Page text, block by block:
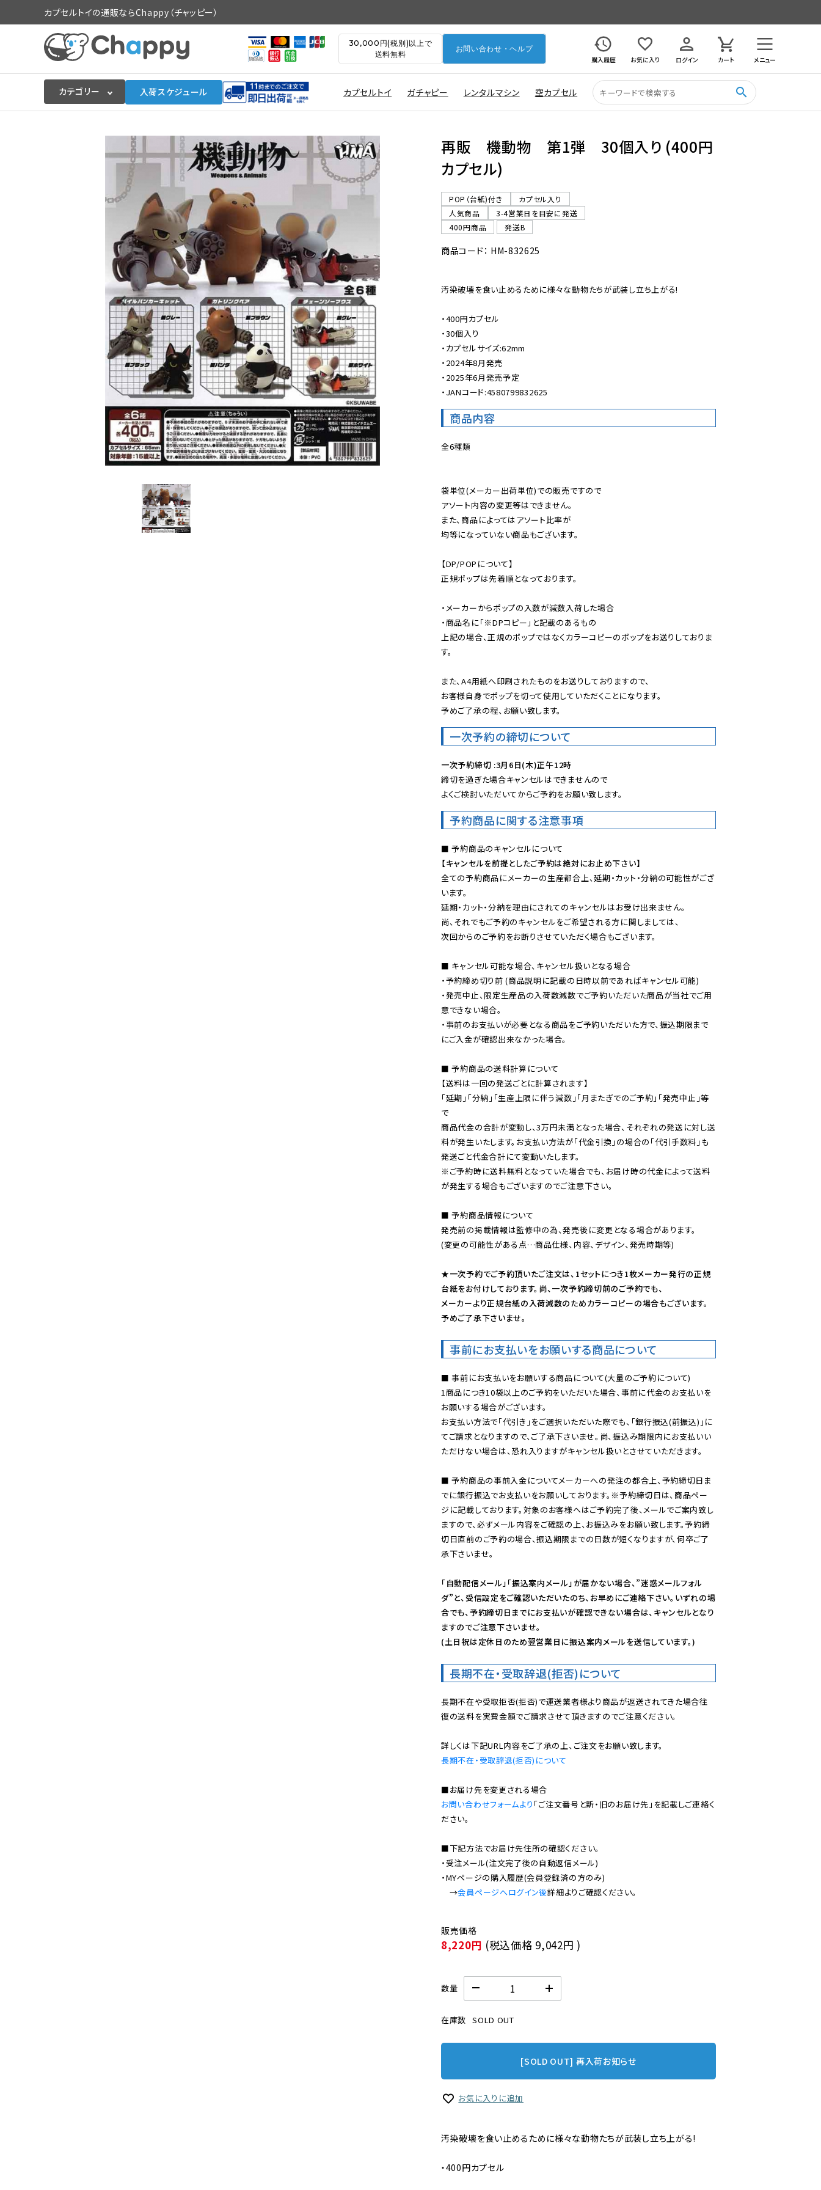
カプセルトイの通販ならChappy（チャッピー）
30,000円(税別)以上で
送料無料
お問い合わせ・ヘルプ
購入履歴
お気に入り ログイン カート メニュー
カテゴリー 入荷スケジュール カプセルトイ ガチャピー レンタルマシン 空カプセル search
入荷スケジュールをチェック
カプセルトイマシン本体
販促用空カプセル
販促用カプセルトイ
よくあるご質問
ご利用ガイド
06-6282-7659
再販 機動物 第1弾 30個入り (400円
カプセル)
POP（台紙)付き
カプセル入り
人気商品
3-4営業日を目安に発送
400円商品
発送B
商品コード： HM-832625
汚染破壊を食い止めるために様々な動物たちが武装し立ち上がる!
・400円カプセル
・30個入り
・カプセルサイズ:62mm
・2024年8月発売
・2025年6月発売予定
・JANコード:4580799832625
商品内容
全6種類
袋単位(メーカー出荷単位)での販売ですので
アソート内容の変更等はできません。
また、商品によってはアソート比率が
均等になっていない商品もございます。
【DP/POPについて】
正規ポップは先着順となっております。
・メーカーからポップの入数が減数入荷した場合
・商品名に「※DPコピー」と記載のあるもの
上記の場合、正規のポップではなくカラーコピーのポップをお送りしておりま
す。
また、A4用紙へ印刷されたものをお送りしておりますので、
お客様自身でポップを切って使用していただくことになります。
予めご了承の程、お願い致します。
一次予約の締切について
一次予約締切 :3月6日(木)正午12時
締切を過ぎた場合キャンセルはできませんので
よくご検討いただいてからご予約をお願い致します。
予約商品に関する注意事項
【キャンセルを前提としたご予約は絶対にお止め下さい】
全ての予約商品にメーカーの生産都合上、延期・カット・分納の可能性がござ
います。
延期・カット・分納を理由にされてのキャンセルはお受け出来ません。
尚、それでもご予約のキャンセルをご希望される方に関しましては、
次回からのご予約をお断りさせていただく場合もございます。
■ キャンセル可能な場合、キャンセル扱いとなる場合
・予約締め切り前 (商品説明に記載の日時以前であればキャンセル可能)
・発売中止、限定生産品の入荷数減数でご予約いただいた商品が当社でご用
意できない場合。
・事前のお支払いが必要となる商品をご予約いただいた方で、振込期限まで
にご入金が確認出来なかった場合。
■ 予約商品の送料計算について
【送料は一回の発送ごとに計算されます】
「延期」「分納」「生産上限に伴う減数」「月またぎでのご予約」「発売中止」等
で
商品代金の合計が変動し、3万円未満となった場合、それぞれの発送に対し送
料が発生いたします。お支払い方法が「代金引換」の場合の「代引手数料」も
※ご予約時に送料無料となっていた場合でも、お届け時の代金によって送料
が発生する場合もございますのでご注意下さい。
■ 予約商品情報について
発売前の掲載情報は監修中の為、発売後に変更となる場合があります。
(変更の可能性がある点…商品仕様、内容、デザイン、発売時期等)
★一次予約でご予約頂いたご注文は、1セットにつき1枚メーカー発行の正規
台紙をお付けしております。尚、一次予約締切前のご予約でも、
メーカーより正規台紙の入荷減数のためカラーコピーの場合もございます。
予めご了承下さいませ。
事前にお支払いをお願いする商品について
■ 事前にお支払いをお願いする商品について(大量のご予約について)
1商品につき10袋以上のご予約をいただいた場合、事前に代金のお支払いを
お願いする場合がございます。
お支払い方法で「代引き」をご選択いただいた際でも、「銀行振込(前振込)」に
てご請求となりますので、ご了承下さいませ。尚、振込み期限内にお支払いい
ただけない場合は、恐れ入りますがキャンセル扱いとさせていただきます。
■ 予約商品の事前入金についてメーカーへの発注の都合上、予約締切日ま
でに銀行振込でお支払いをお願いしております。※予約締切日は、商品ペー
ジに記載しております。対象のお客様へはご予約完了後、メールでご案内致し
ますので、必ずメール内容をご確認の上、お振込みをお願い致します。予約締
切日直前のご予約の場合、振込期限までの日数が短くなりますが、何卒ご了
承下さいませ。
「自動配信メール」「振込案内メール」が届かない場合、”迷惑メールフォル
ダ”と、受信設定をご確認いただいたのち、お早めにご連絡下さい。いずれの場
合でも、予約締切日までにお支払いが確認できない場合は、キャンセルとなり
ますのでご注意下さいませ。
(土日祝は定休日のため翌営業日に振込案内メールを送信しています。)
長期不在・受取辞退(拒否)について
長期不在や受取拒否(拒否)で運送業者様より商品が返送されてきた場合往
復の送料を実費金額でご請求させて頂きますのでご注意ください。
長期不在・受取辞退(拒否)について
お問い合わせフォームより 「ご注文番号と新・旧のお届け先」を記載しご連絡く
ださい。
■下記方法でお届け先住所の確認ください。
・受注メール(注文完了後の自動返信メール)
・MYページの購入履歴(会員登録済の方のみ)
→会員ページへログイン後
8,220円 (税込価格 9,042円 )
数量
在庫数 SOLD OUT
[SOLD OUT] 再入荷お知らせ
お気に入りに追加
汚染破壊を食い止めるために様々な動物たちが武装し立ち上がる!
・400円カプセル